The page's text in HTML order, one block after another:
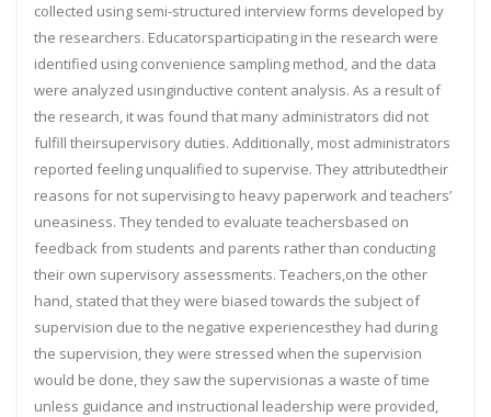
collected using semi-structured interview forms developed by
the researchers. Educatorsparticipating in the research were
identified using convenience sampling method, and the data
were analyzed usinginductive content analysis. As a result of
the research, it was found that many administrators did not
fulfill theirsupervisory duties. Additionally, most administrators
reported feeling unqualified to supervise. They attributedtheir
reasons for not supervising to heavy paperwork and teachers’
uneasiness. They tended to evaluate teachersbased on
feedback from students and parents rather than conducting
their own supervisory assessments. Teachers,on the other
hand, stated that they were biased towards the subject of
supervision due to the negative experiencesthey had during
the supervision, they were stressed when the supervision
would be done, they saw the supervisionas a waste of time
unless guidance and instructional leadership were provided,